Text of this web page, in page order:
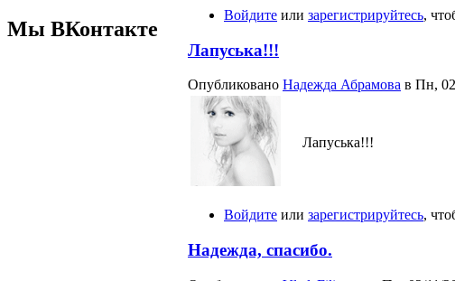
Мы ВКонтакте
Войдите или зарегистрируйтесь,
Лапуська!!!
Опубликовано Надежда Абрамова в Пн,
Лапуська!!!
Войдите или зарегистрируйтесь,
Надежда, спасибо.